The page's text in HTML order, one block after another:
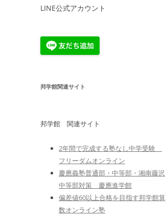
LINE公式アカウント
邦学館関連サイト
邦学館 関連サイト
2年間で完成する塾なし中学受験
フリーダムオンライン
慶應義塾普通部・中等部・湘南藤沢
中等部対策 慶應進学館
偏差値60以上合格を目指す邦学館算
数オンライン塾